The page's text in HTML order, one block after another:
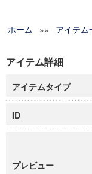
グローバルリ
科学研究費補
慶應義塾大学
慶應義塾大学
博士課程教
学術雑誌掲載
ホーム »» アイテム
アイテム詳細
アイテムタイプ
ID
プレビュー